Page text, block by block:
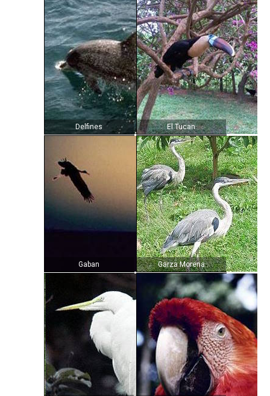
Delfines El Tucan
Gaban Garza Morena